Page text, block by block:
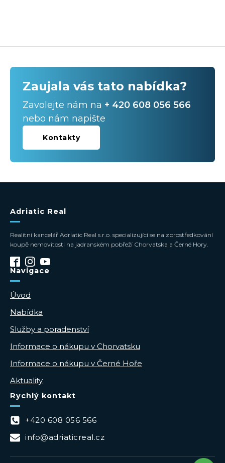
Zaujala vás tato nabídka?
Zavolejte nám na + 420 608 056 566
nebo nám napište
Kontakty
Adriatic Real
Realitní kancelář Adriatic Real s.r.o. specializující se na zprostředkování
koupě nemovitosti na jadranském pobřeží Chorvatska a Černé Hory.
Navigace
Úvod
Nabídka
Služby a poradenství
Informace o nákupu v Chorvatsku
Informace o nákupu v Černé Hoře
Aktuality
Rychlý kontakt
+420 608 056 566
info@adriaticreal.cz